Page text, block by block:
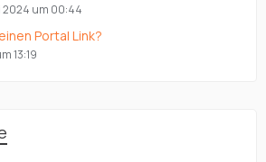
2024 um 00:44
Portal Link?
13:19